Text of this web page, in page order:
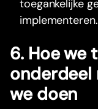
toegankelijke
implementeren.
6. Hoe we
onderdeel
we doen